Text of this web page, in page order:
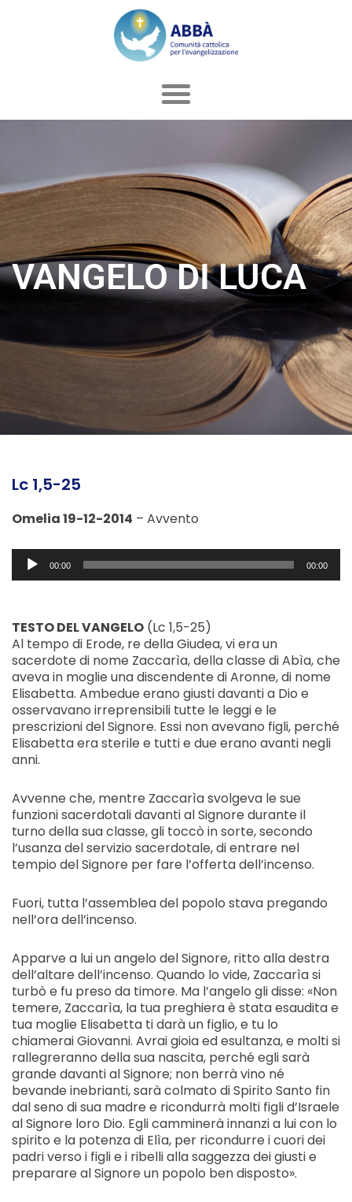
VANGELO DI LUCA
Lc 1,5-25
Omelia 19-12-2014 – Avvento
Audio
Player00:00 00:00
TESTO DEL VANGELO (Lc 1,5-25)
Al tempo di Erode, re della Giudea, vi era un
sacerdote di nome Zaccarìa, della classe di Abìa, che
aveva in moglie una discendente di Aronne, di nome
Elisabetta. Ambedue erano giusti davanti a Dio e
osservavano irreprensibili tutte le leggi e le
prescrizioni del Signore. Essi non avevano figli, perché
Elisabetta era sterile e tutti e due erano avanti negli
anni.
Avvenne che, mentre Zaccarìa svolgeva le sue
funzioni sacerdotali davanti al Signore durante il
turno della sua classe, gli toccò in sorte, secondo
l’usanza del servizio sacerdotale, di entrare nel
tempio del Signore per fare l’offerta dell’incenso.
Fuori, tutta l’assemblea del popolo stava pregando
nell’ora dell’incenso.
Apparve a lui un angelo del Signore, ritto alla destra
dell’altare dell’incenso. Quando lo vide, Zaccarìa si
turbò e fu preso da timore. Ma l’angelo gli disse: «Non
temere, Zaccarìa, la tua preghiera è stata esaudita e
tua moglie Elisabetta ti darà un figlio, e tu lo
chiamerai Giovanni. Avrai gioia ed esultanza, e molti si
rallegreranno della sua nascita, perché egli sarà
grande davanti al Signore; non berrà vino né
bevande inebrianti, sarà colmato di Spirito Santo fin
dal seno di sua madre e ricondurrà molti figli d’Israele
al Signore loro Dio. Egli camminerà innanzi a lui con lo
spirito e la potenza di Elìa, per ricondurre i cuori dei
padri verso i figli e i ribelli alla saggezza dei giusti e
preparare al Signore un popolo ben disposto».